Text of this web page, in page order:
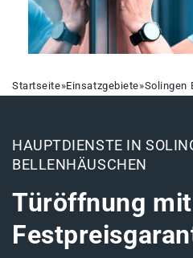
Startseite»Einsatzgebiete»Solingen
HAUPTDIENSTE IN
BELLENHÄUSCHEN
Türöffnung mit